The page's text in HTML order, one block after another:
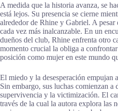
A medida que la historia avanza, se
está lejos. Su presencia se cierne
alrededor de Rhine y Gabriel. A pesar
cada vez más inalcanzable. En un
dueños del club, Rhine enfrenta otro
momento crucial la obliga a
posición como mujer en este mundo
El miedo y la desesperación empujan
Sin embargo, sus luchas comienzan a
supervivencia y la victimización. El
través de la cual la autora explora las